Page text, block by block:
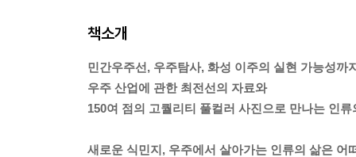
책소개
민간우주선, 우주탐사, 화성 이주의 실현 가능성까
우주 산업에 관한 최전선의 자료와
150여 점의 고퀄리티 풀컬러 사진으로 만나는 인류
새로운 식민지, 우주에서 살아가는 인류의 삶은 어